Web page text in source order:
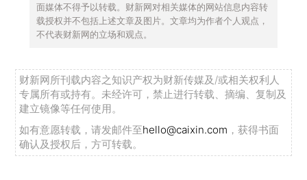
面媒体不得予以转载。财新网对相关媒体的网站信息内容转
载授权并不包括上述文章及图片。文章均为作者个人观点，
不代表财新网的立场和观点。
财新网所刊载内容之知识产权为财新传媒及/或相关权利人
专属所有或持有。未经许可，禁止进行转载、摘编、复制及
建立镜像等任何使用。
如有意愿转载，请发邮件至hello@caixin.com ，获得书面
确认及授权后，方可转载。